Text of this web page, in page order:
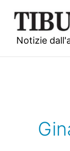
contenuto
Notizie